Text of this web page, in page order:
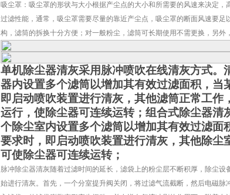
吸尘罩：吸尘罩的形状与大小根据产尘点的大小和所需要的风速来决定
过滤性能，通常，吸尘罩需要尽量的靠近产尘点，吸尘罩的断面风速要
构，滤筒的拆换十分方便；对一般粉尘，滤筒可长期使用不需更换，另外
单机除尘器清灰采用脉冲喷吹在线清灰方式
器内设置多个滤筒以增加其有效过滤面积，当
即启动喷吹装置进行清灰，其他滤筒正常工
运行，使除尘器可连续运转；组合式除尘器
个除尘室内设置多个滤筒以增加其有效过滤面
要求时，即启动喷吹装置进行清灰，其他除尘
可使除尘器可连续运转；
脉冲除尘器清灰随着过滤时间的延长，滤袋上的粉尘层不断积厚，除尘
始进行清灰。首先，一个分室提升阀关闭，将过滤气流截断，然后电磁